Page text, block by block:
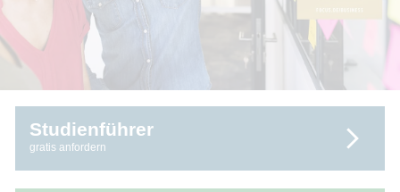
Studienführer
gratis anfordern